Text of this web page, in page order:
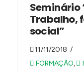
Seminário
Trabalho,
social”
11/11/2018
FORMAÇÃO,